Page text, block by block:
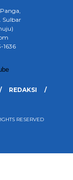
Sulbar
1636
REDAKSI
RESERVED